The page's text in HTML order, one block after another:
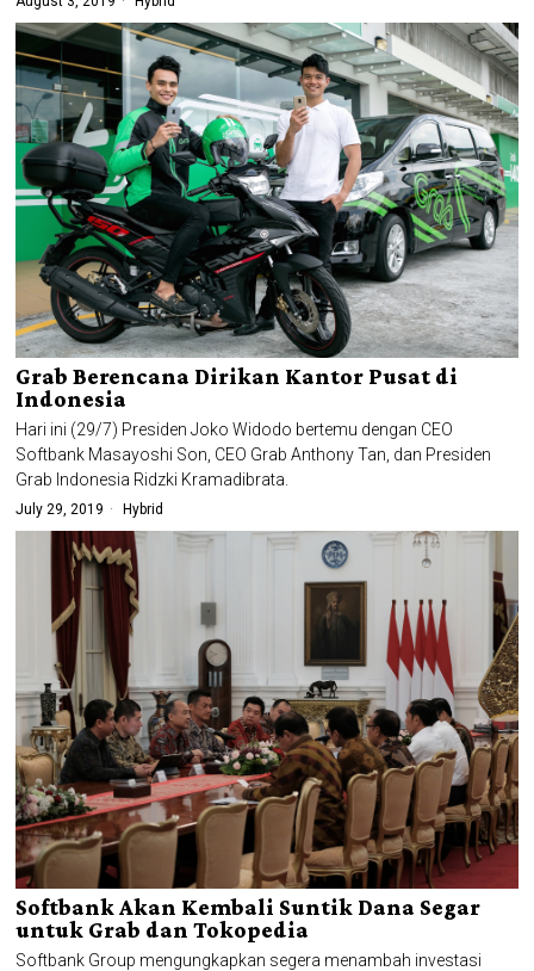
Grab Berencana Dirikan Kantor Pusat di
Indonesia
Hari ini (29/7) Presiden Joko Widodo bertemu dengan CEO
Softbank Masayoshi Son, CEO Grab Anthony Tan, dan Presiden
Grab Indonesia Ridzki Kramadibrata.
July 29, 2019 Hybrid
Softbank Akan Kembali Suntik Dana Segar
untuk Grab dan Tokopedia
Softbank Group mengungkapkan segera menambah investasi